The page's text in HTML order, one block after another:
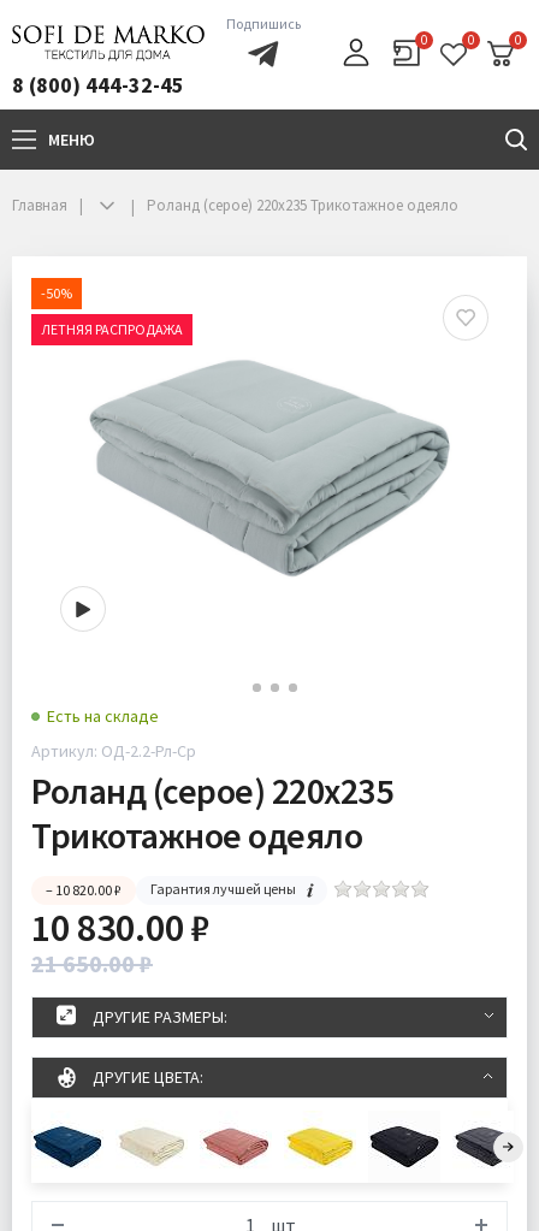
8 (800) 444-32-45
Подпишись
0 0 0
МЕНЮ
Главная Роланд (серое) 220х235 Трикотажное одеяло
-50%
ЛЕТНЯЯ РАСПРОДАЖА
Есть на складе
Артикул: ОД-2.2-Рл-Ср
Роланд (серое) 220х235
Трикотажное одеяло
– 10 820.00 ₽ Гарантия лучшей цены
10 830.00 ₽
21 650.00 ₽
ДРУГИЕ РАЗМЕРЫ:
ДРУГИЕ ЦВЕТА:
шт